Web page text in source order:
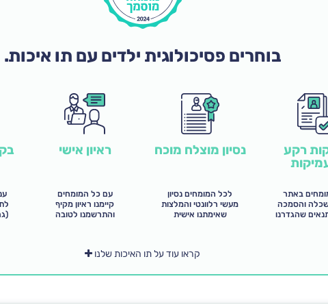
בוחרים פסיכולוגית ילדים עם תו איכות.
רקע
באתר
והסמכה
שהגדרנו
נסיון מוצלח מוכח
לכל המומחים נסיון
מעשי רלוונטי והמלצות
שאימתנו אישית
ראיון אישי
עם כל המומחים
קיימנו ראיון מקיף
והתרשמנו לטובה
קראו עוד על תו האיכות שלנו